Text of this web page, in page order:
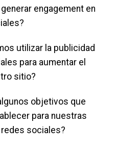
engagement en
utilizar la publicidad
para aumentar el
sitio?
objetivos que
para nuestras
sociales?